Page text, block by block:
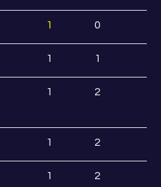
1 0
1 1
1 2
1 2
1 2